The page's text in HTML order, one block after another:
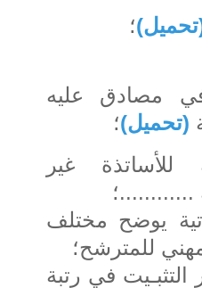
تحميل)؛
مصادق عليه
(تحميل)؛
للأساتذة غير
............؛
يوضح مختلف
للمترشح؛
في رتبة